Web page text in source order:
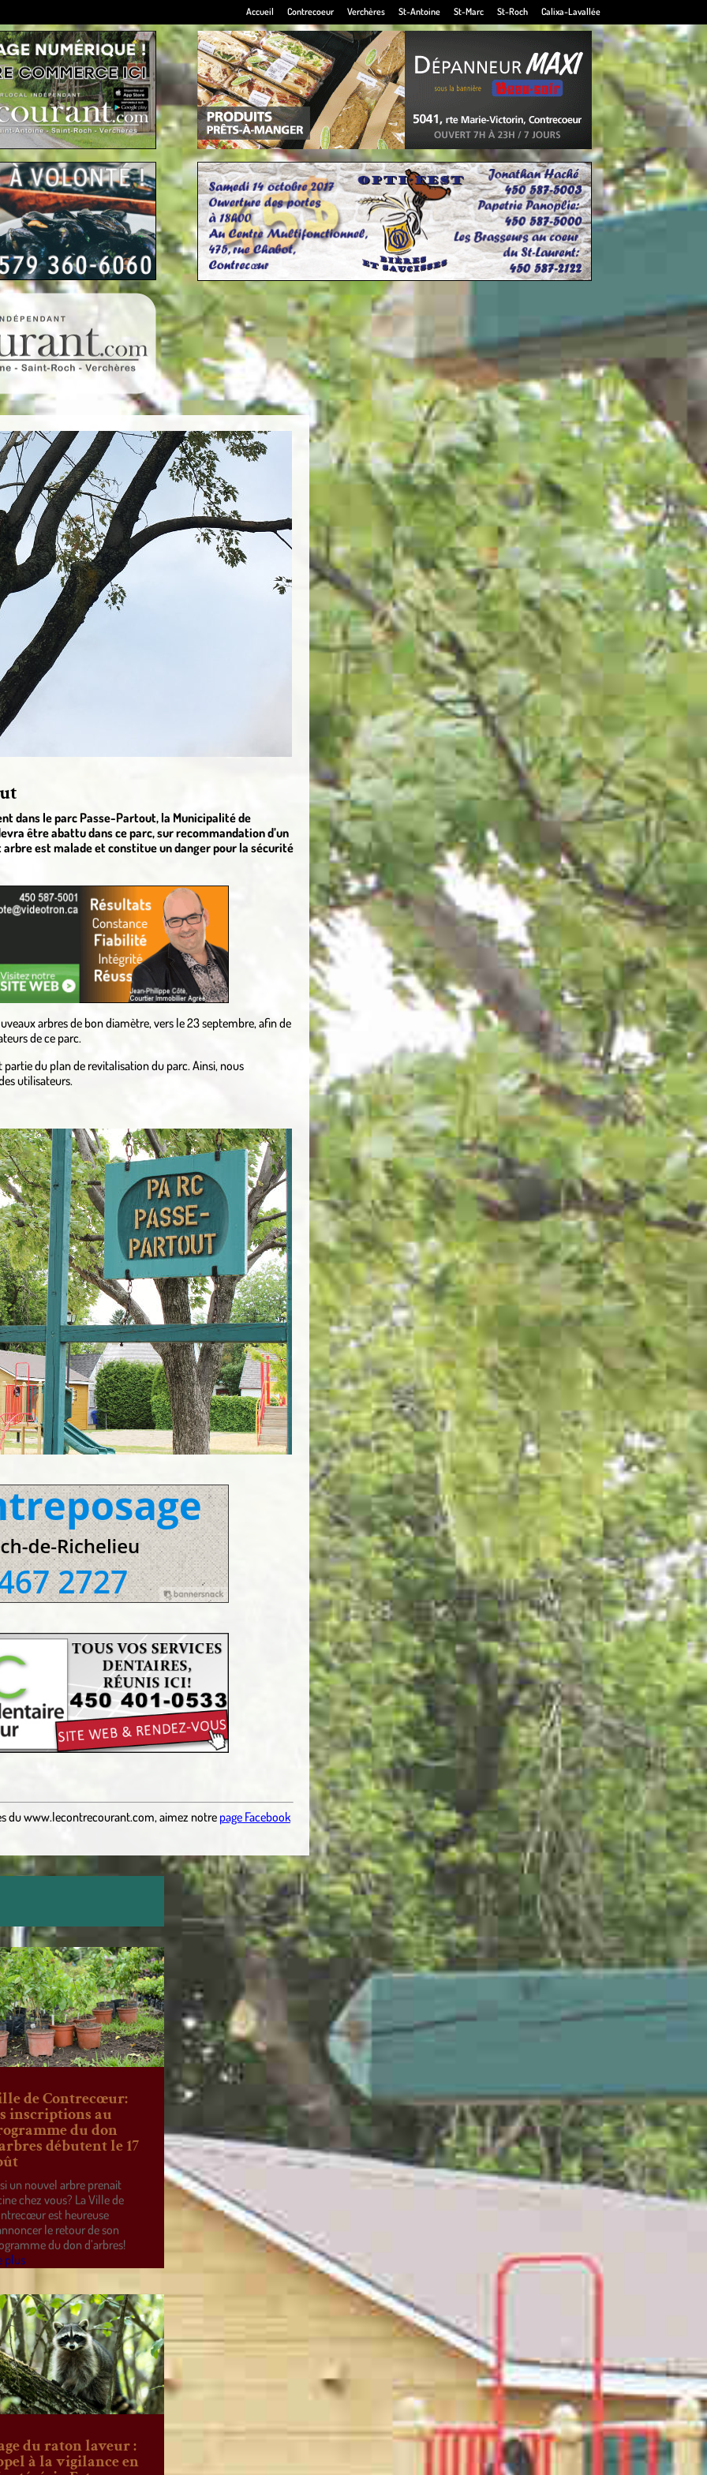
Accueil Contrecoeur Verchères St-Antoine St-Marc St-Roch Calixa-Lavallée
dans le parc Passe-Partout, la Municipalité de
être abattu dans ce parc, sur recommandation d’un
est malade et constitue un danger pour la sécurité
arbres de bon diamètre, vers le 23 septembre, afin de
de ce parc.
du plan de revitalisation du parc. Ainsi, nous
utilisateurs.
duwww.lecontrecourant.com, aimez notre page Facebook
de Contrecœur:
inscriptions au
du don
débutent le 17
un nouvel arbre prenait
chez vous? La Ville de
est heureuse
le retour de son
du don d’arbres!
plus
du raton laveur :
à la vigilance en